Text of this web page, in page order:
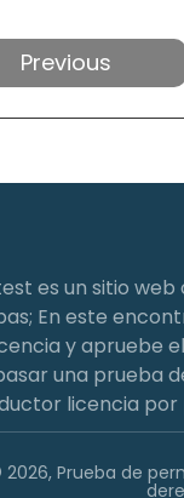
es un sitio
En este
y apruebe
una prueba
licencia
Prueba de